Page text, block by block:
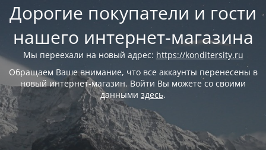
Дорогие покупатели и гости
нашего интернет-магазина
Мы переехали на новый адрес: https://konditersity.ru
Обращаем Ваше внимание, что все аккаунты перенесены в
новый интернет-магазин. Войти Вы можете со своими
данными здесь.